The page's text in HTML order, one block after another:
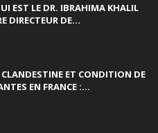
EST LE DR. IBRAHIMA KHALIL
DIRECTEUR DE...
ET CONDITION DE
EN FRANCE :...